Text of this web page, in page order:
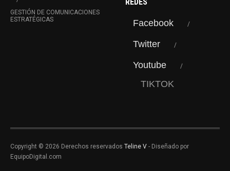
GESTIÓN DE COMUNICACIONES
ESTRATÉGICAS
Facebook
Twitter
Youtube
TIKTOK
Copyright © 2026 Derechos reservados Teline V - Diseñado por
EquipoDigital.com